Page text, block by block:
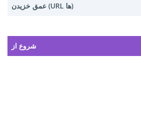
عمق خزیدن (URL ها)
شروع از